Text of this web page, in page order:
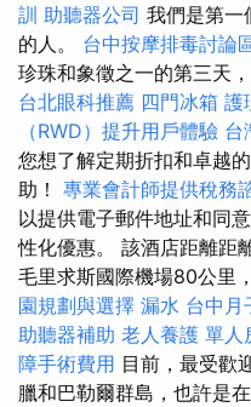
訓 助聽器公司 我們是第一
的人。 台中按摩排毒討論
珍珠和象徵之一的第三天
台北眼科推薦 四門冰箱 護
（RWD）提升用戶體驗 台
您想了解定期折扣和卓越
助！ 專業會計師提供稅務
以提供電子郵件地址和同
性化優惠。 該酒店距離距
毛里求斯國際機場80公里
園規劃與選擇 漏水 台中月
助聽器補助 老人養護 單人
障手術費用 目前，最受歡
臘和巴勒爾群島，也許是